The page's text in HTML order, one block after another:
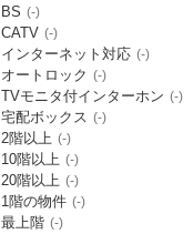
BS (-)
CATV (-)
インターネット対応 (-)
オートロック (-)
TVモニタ付インターホン (-)
宅配ボックス (-)
2階以上 (-)
10階以上 (-)
20階以上 (-)
1階の物件 (-)
最上階 (-)